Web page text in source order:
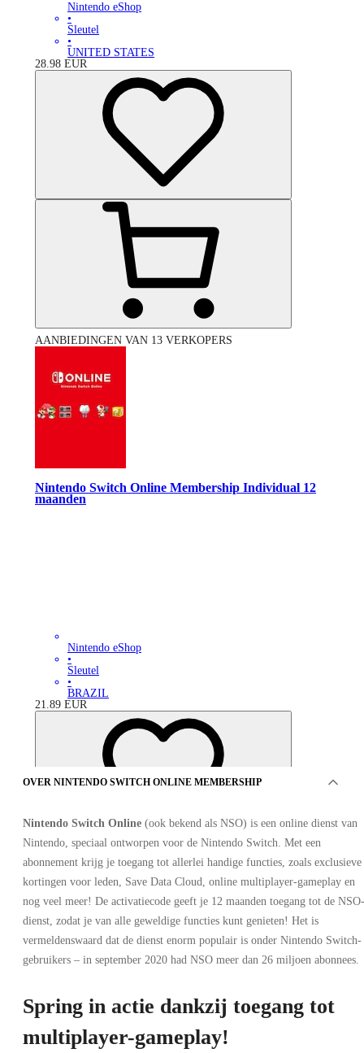
Nintendo eShop
•
Sleutel
•
UNITED STATES
28.98 EUR
AANBIEDINGEN VAN 13 VERKOPERS
Nintendo Switch Online Membership Individual 12
maanden
Nintendo eShop
•
Sleutel
•
BRAZIL
21.89 EUR
OVER NINTENDO SWITCH ONLINE MEMBERSHIP
Nintendo Switch Online (ook bekend als NSO) is een online dienst van
Nintendo, speciaal ontworpen voor de Nintendo Switch. Met een
abonnement krijg je toegang tot allerlei handige functies, zoals exclusieve
kortingen voor leden, Save Data Cloud, online multiplayer-gameplay en
nog veel meer! De activatiecode geeft je 12 maanden toegang tot de NSO-
dienst, zodat je van alle geweldige functies kunt genieten! Het is
vermeldenswaard dat de dienst enorm populair is onder Nintendo Switch-
gebruikers – in september 2020 had NSO meer dan 26 miljoen abonnees.
Spring in actie dankzij toegang tot
multiplayer-gameplay!